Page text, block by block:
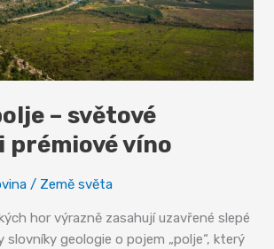
– světové
prémiové víno
/ Země světa
hor výrazně zasahují uzavřené slepé
slovníky geologie o pojem „polje“, který